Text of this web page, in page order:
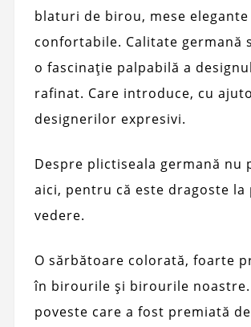
blaturi de birou, mese
confortabile. Calitate germană
o fascinație palpabilă a
rafinat. Care introduce, cu
designerilor expresivi.
Despre plictiseala germană nu
aici, pentru că este dragoste la
vedere.
O sărbătoare colorată, foarte
în birourile și birourile noastre.
poveste care a fost premiată